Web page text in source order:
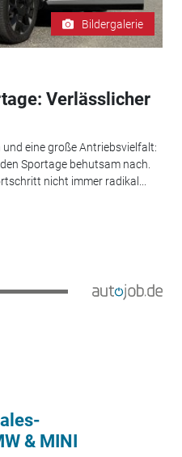
Bildergalerie
Verlässlicher
eine große Antriebsvielfalt:
Sportage behutsam nach.
nicht immer radikal...
& MINI